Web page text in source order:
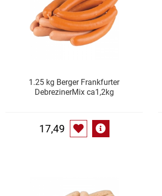
1.25 kg Berger Frankfurter
DebrezinerMix ca1,2kg
17,49